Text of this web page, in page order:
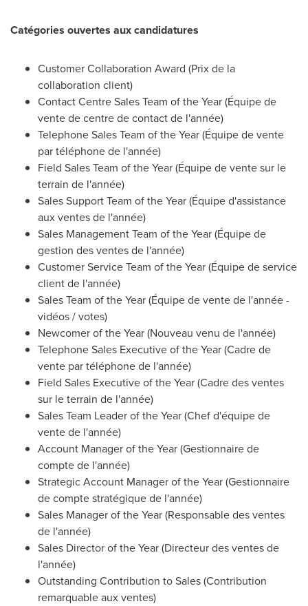
Catégories ouvertes aux candidatures
Customer Collaboration Award (Prix de la
collaboration client)
Contact Centre Sales Team of the Year (Équipe de
vente de centre de contact de l'année)
Telephone Sales Team of the Year (Équipe de vente
par téléphone de l'année)
Field Sales Team of the Year (Équipe de vente sur le
terrain de l'année)
Sales Support Team of the Year (Équipe d'assistance
aux ventes de l'année)
Sales Management Team of the Year (Équipe de
gestion des ventes de l'année)
Customer Service Team of the Year (Équipe de service
client de l'année)
Sales Team of the Year (Équipe de vente de l'année -
vidéos / votes)
Newcomer of the Year (Nouveau venu de l'année)
Telephone Sales Executive of the Year (Cadre de
vente par téléphone de l'année)
Field Sales Executive of the Year (Cadre des ventes
sur le terrain de l'année)
Sales Team Leader of the Year (Chef d'équipe de
vente de l'année)
Account Manager of the Year (Gestionnaire de
compte de l'année)
Strategic Account Manager of the Year (Gestionnaire
de compte stratégique de l'année)
Sales Manager of the Year (Responsable des ventes
de l'année)
Sales Director of the Year (Directeur des ventes de
l'année)
Outstanding Contribution to Sales (Contribution
remarquable aux ventes)